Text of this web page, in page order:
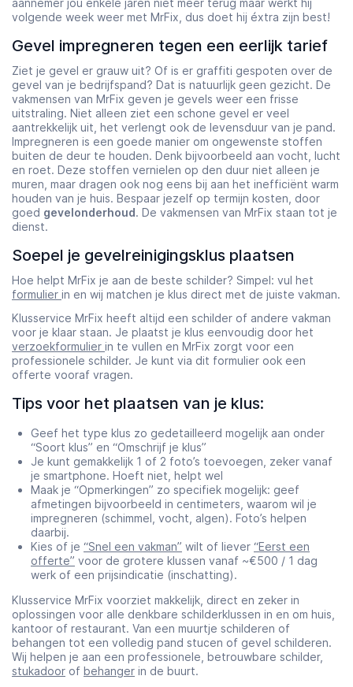
aannemer jou enkele jaren niet meer terug maar werkt hij
volgende week weer met MrFix, dus doet hij éxtra zijn best!
Gevel impregneren tegen een eerlijk tarief
Ziet je gevel er grauw uit? Of is er graffiti gespoten over de
gevel van je bedrijfspand? Dat is natuurlijk geen gezicht. De
vakmensen van MrFix geven je gevels weer een frisse
uitstraling. Niet alleen ziet een schone gevel er veel
aantrekkelijk uit, het verlengt ook de levensduur van je pand.
Impregneren is een goede manier om ongewenste stoffen
buiten de deur te houden. Denk bijvoorbeeld aan vocht, lucht
en roet. Deze stoffen vernielen op den duur niet alleen je
muren, maar dragen ook nog eens bij aan het inefficiënt warm
houden van je huis. Bespaar jezelf op termijn kosten, door
goed gevelonderhoud. De vakmensen van MrFix staan tot je
dienst.
Soepel je gevelreinigingsklus plaatsen
Hoe helpt MrFix je aan de beste schilder? Simpel: vul het
formulier in en wij matchen je klus direct met de juiste vakman.
Klusservice MrFix heeft altijd een schilder of andere vakman
voor je klaar staan. Je plaatst je klus eenvoudig door het
verzoekformulier in te vullen en MrFix zorgt voor een
professionele schilder. Je kunt via dit formulier ook een
offerte vooraf vragen.
Tips voor het plaatsen van je klus:
Geef het type klus zo gedetailleerd mogelijk aan onder
“Soort klus” en “Omschrijf je klus”
Je kunt gemakkelijk 1 of 2 foto’s toevoegen, zeker vanaf
je smartphone. Hoeft niet, helpt wel
Maak je “Opmerkingen” zo specifiek mogelijk: geef
afmetingen bijvoorbeeld in centimeters, waarom wil je
impregneren (schimmel, vocht, algen). Foto’s helpen
daarbij.
Kies of je “Snel een vakman” wilt of liever “Eerst een
offerte” voor de grotere klussen vanaf ~€500 / 1 dag
werk of een prijsindicatie (inschatting).
Klusservice MrFix voorziet makkelijk, direct en zeker in
oplossingen voor alle denkbare schilderklussen in en om huis,
kantoor of restaurant. Van een muurtje schilderen of
behangen tot een volledig pand stucen of gevel schilderen.
Wij helpen je aan een professionele, betrouwbare schilder,
stukadoor of behanger in de buurt.